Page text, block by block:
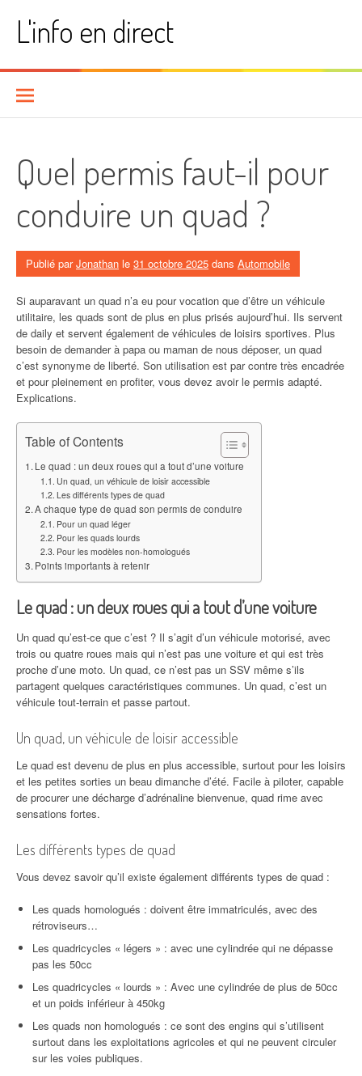
contenuL'info en direct
Quel permis faut-il pour
conduire un quad ?
Publié parJonathan le 31 octobre 2025 dans Automobile
Si auparavant un quad n’a eu pour vocation que d’être un véhicule
utilitaire, les quads sont de plus en plus prisés aujourd’hui. Ils servent
de daily et servent également de véhicules de loisirs sportives. Plus
besoin de demander à papa ou maman de nous déposer, un quad
c’est synonyme de liberté. Son utilisation est par contre très encadrée
et pour pleinement en profiter, vous devez avoir le permis adapté.
Explications.
Table of Contents
Le quad : un deux roues qui a tout d’une voiture
Un quad, un véhicule de loisir accessible
Les différents types de quad
A chaque type de quad son permis de conduire
Pour un quad léger
Pour les quads lourds
Pour les modèles non-homologués
Points importants à retenir
Le quad : un deux roues qui a tout d’une voiture
Un quad qu’est-ce que c’est ? Il s’agit d’un véhicule motorisé, avec
trois ou quatre roues mais qui n’est pas une voiture et qui est très
proche d’une moto. Un quad, ce n’est pas un SSV même s’ils
partagent quelques caractéristiques communes. Un quad, c’est un
véhicule tout-terrain et passe partout.
Un quad, un véhicule de loisir accessible
Le quad est devenu de plus en plus accessible, surtout pour les loisirs
et les petites sorties un beau dimanche d’été. Facile à piloter, capable
de procurer une décharge d’adrénaline bienvenue, quad rime avec
sensations fortes.
Les différents types de quad
Vous devez savoir qu’il existe également différents types de quad :
Les quads homologués : doivent être immatriculés, avec des
rétroviseurs…
Les quadricycles « légers » : avec une cylindrée qui ne dépasse
pas les 50cc
Les quadricycles « lourds » : Avec une cylindrée de plus de 50cc
et un poids inférieur à 450kg
Les quads non homologués : ce sont des engins qui s’utilisent
surtout dans les exploitations agricoles et qui ne peuvent circuler
sur les voies publiques.